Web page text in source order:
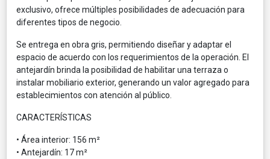
exclusivo, ofrece múltiples posibilidades de adecuación para
diferentes tipos de negocio.
Se entrega en obra gris, permitiendo diseñar y adaptar el
espacio de acuerdo con los requerimientos de la operación. El
antejardín brinda la posibilidad de habilitar una terraza o
instalar mobiliario exterior, generando un valor agregado para
establecimientos con atención al público.
CARACTERÍSTICAS
• Área interior: 156 m²
• Antejardín: 17 m²